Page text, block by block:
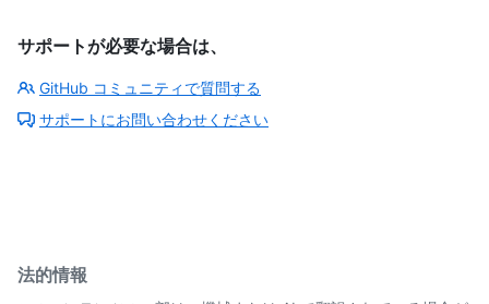
サポートが必要な場合は、
GitHub コミュニティで質問する
サポートにお問い合わせください
法的情報